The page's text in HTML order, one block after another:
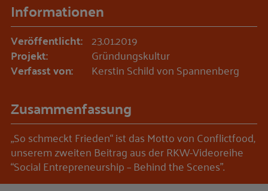
Informationen
Veröffentlicht: 23.01.2019
Projekt: Gründungskultur
Verfasst von: Kerstin Schild von Spannenberg
Zusammenfassung
„So schmeckt Frieden“ ist das Motto von Conflictfood,
unserem zweiten Beitrag aus der RKW-Videoreihe
“Social Entrepreneurship – Behind the Scenes”.